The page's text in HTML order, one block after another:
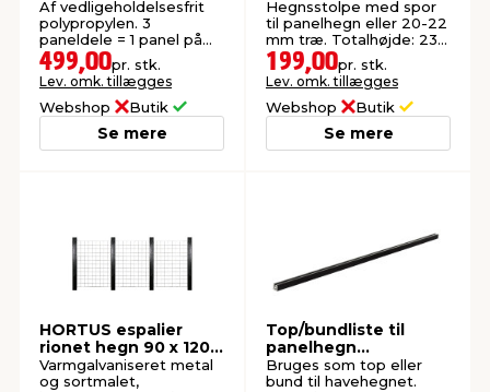
Af vedligeholdelsesfrit
polypropylen. 3
paneldele = 1 panel på
177x177 cm.
499,00pr. stk.
Lev. omk. tillægges
Webshop Butik
Se mere
aluminium H230 cm
Hegnsstolpe med spor
til panelhegn eller 20-22
mm træ. Totalhøjde: 230
cm.
199,00pr. stk.
Lev. omk. tillægges
Webshop Butik
Se mere
HORTUS espalier
rionet hegn 90 x 120
cm 3 fag
Varmgalvaniseret metal
og sortmalet,
Top/bundliste til
panelhegn
antracitgrå 87,3 cm
Bruges som top eller
bund til havehegnet.